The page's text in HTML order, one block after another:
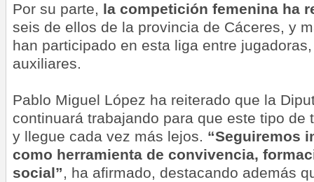
Por su parte, la competición femenina ha
seis de ellos de la provincia de Cáceres, y
han participado en esta liga entre
auxiliares.
Pablo Miguel López ha reiterado que la
continuará trabajando para que este tipo de
y llegue cada vez más lejos. “Seguiremos
como herramienta de convivencia,
social”, ha afirmado, destacando además